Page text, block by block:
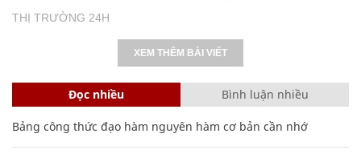
THỊ TRƯỜNG 24H
XEM THÊM BÀI VIẾT
Đọc nhiều Bình luận nhiều
Bảng công thức đạo hàm nguyên hàm cơ bản cần nhớ